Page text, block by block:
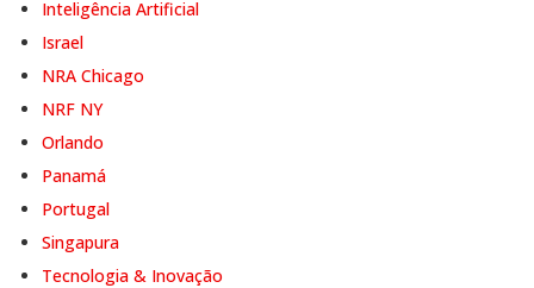
Inteligência Artificial
Israel
NRA Chicago
NRF NY
Orlando
Panamá
Portugal
Singapura
Tecnologia & Inovação